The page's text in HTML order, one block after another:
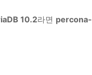
10.2라면 percona-